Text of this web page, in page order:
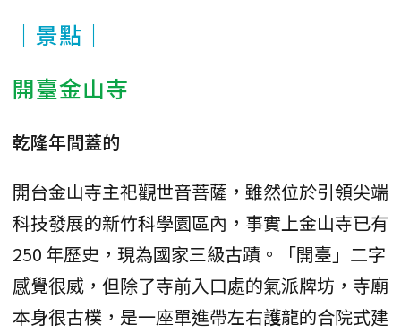
｜景點｜
開臺金山寺
乾隆年間蓋的
開台金山寺主祀觀世音菩薩，雖然位於引領尖端
科技發展的新竹科學園區內，事實上金山寺已有
250 年歷史，現為國家三級古蹟。「開臺」二字
感覺很威，但除了寺前入口處的氣派牌坊，寺廟
本身很古樸，是一座單進帶左右護龍的合院式建